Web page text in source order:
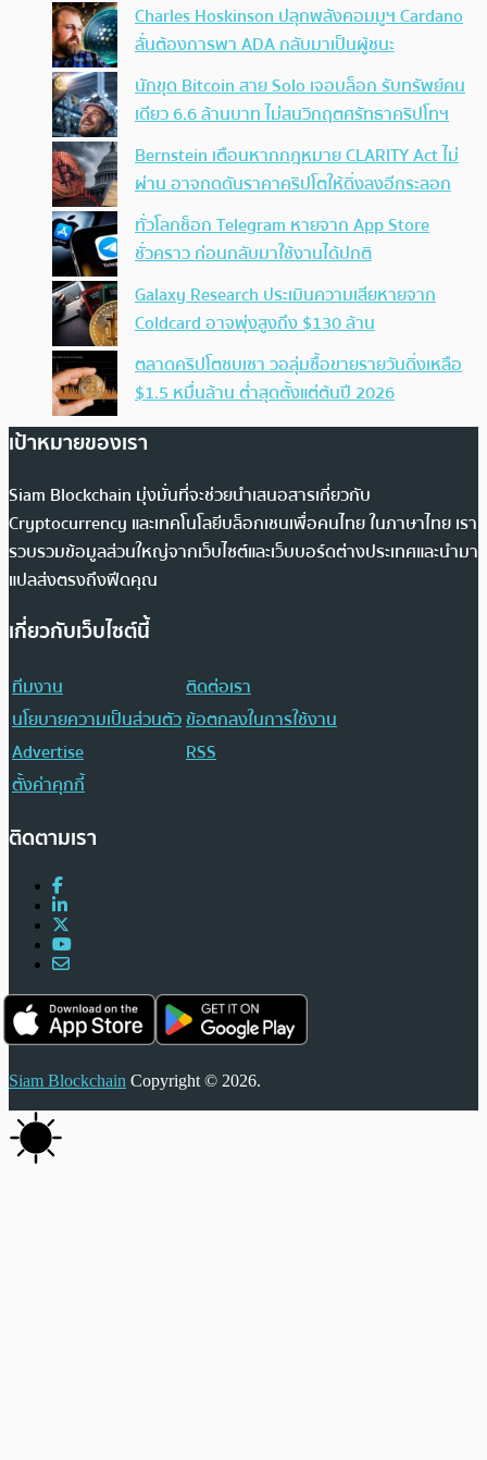
Charles Hoskinson ปลุกพลังคอมมูฯ Cardano
ลั่นต้องการพา ADA กลับมาเป็นผู้ชนะ
นักขุด Bitcoin สาย Solo เจอบล็อก รับทรัพย์คน
เดียว 6.6 ล้านบาท ไม่สนวิกฤตศรัทธาคริปโทฯ
Bernstein เตือนหากกฎหมาย CLARITY Act ไม่
ผ่าน อาจกดดันราคาคริปโตให้ดิ่งลงอีกระลอก
ทั่วโลกช็อก Telegram หายจาก App Store
ชั่วคราว ก่อนกลับมาใช้งานได้ปกติ
Galaxy Research ประเมินความเสียหายจาก
Coldcard อาจพุ่งสูงถึง $130 ล้าน
ตลาดคริปโตซบเซา วอลุ่มซื้อขายรายวันดิ่งเหลือ
$1.5 หมื่นล้าน ต่ำสุดตั้งแต่ต้นปี 2026
เป้าหมายของเรา
Siam Blockchain มุ่งมั่นที่จะช่วยนำเสนอสารเกี่ยวกับ
Cryptocurrency และเทคโนโลยีบล็อกเชนเพื่อคนไทย ในภาษาไทย เรา
รวบรวมข้อมูลส่วนใหญ่จากเว็บไซต์และเว็บบอร์ดต่างประเทศและนำมา
แปลส่งตรงถึงฟีดคุณ
เกี่ยวกับเว็บไซต์นี้
ทีมงาน
ติดต่อเรา
นโยบายความเป็นส่วนตัวข้อตกลงในการใช้งาน
Advertise
RSS
ตั้งค่าคุกกี้
ติดตามเรา
Siam Blockchain Copyright © 2026.